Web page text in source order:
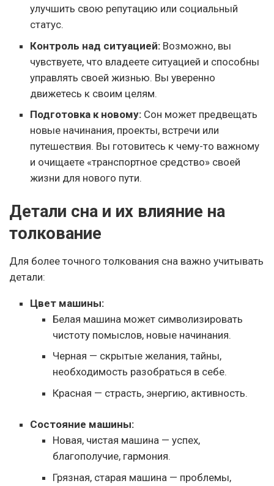
улучшить свою репутацию или социальный
статус.
Контроль над ситуацией: Возможно, вы
чувствуете, что владеете ситуацией и способны
управлять своей жизнью. Вы уверенно
движетесь к своим целям.
Подготовка к новому: Сон может предвещать
новые начинания, проекты, встречи или
путешествия. Вы готовитесь к чему-то важному
и очищаете «транспортное средство» своей
жизни для нового пути.
Детали сна и их влияние на
толкование
Для более точного толкования сна важно учитывать
детали:
Цвет машины:
Белая машина может символизировать
чистоту помыслов, новые начинания.
Черная — скрытые желания, тайны,
необходимость разобраться в себе.
Красная — страсть, энергию, активность.
Состояние машины:
Новая, чистая машина — успех,
благополучие, гармония.
Грязная, старая машина — проблемы,